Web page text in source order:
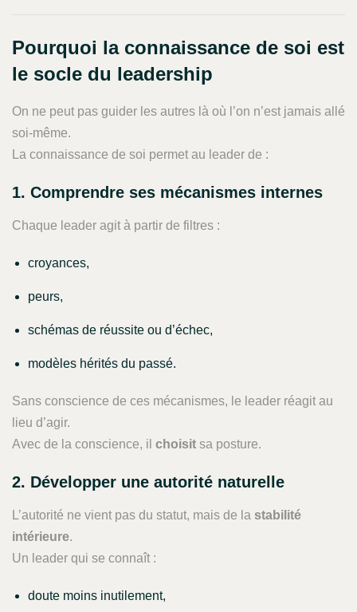
Pourquoi la connaissance de soi est
le socle du leadership
On ne peut pas guider les autres là où l’on n’est jamais allé
soi-même.
La connaissance de soi permet au leader de :
1. Comprendre ses mécanismes internes
Chaque leader agit à partir de filtres :
croyances,
peurs,
schémas de réussite ou d’échec,
modèles hérités du passé.
Sans conscience de ces mécanismes, le leader réagit au
lieu d’agir.
Avec de la conscience, il choisit sa posture.
2. Développer une autorité naturelle
L’autorité ne vient pas du statut, mais de la stabilité
intérieure.
Un leader qui se connaît :
doute moins inutilement,